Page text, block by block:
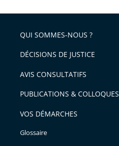
arriver
après
l'article
pour
avant
QUI SOMMES-NOUS ?
DÉCISIONS DE JUSTICE
AVIS CONSULTATIFS
PUBLICATIONS & COLLOQUES
VOS DÉMARCHES
Glossaire